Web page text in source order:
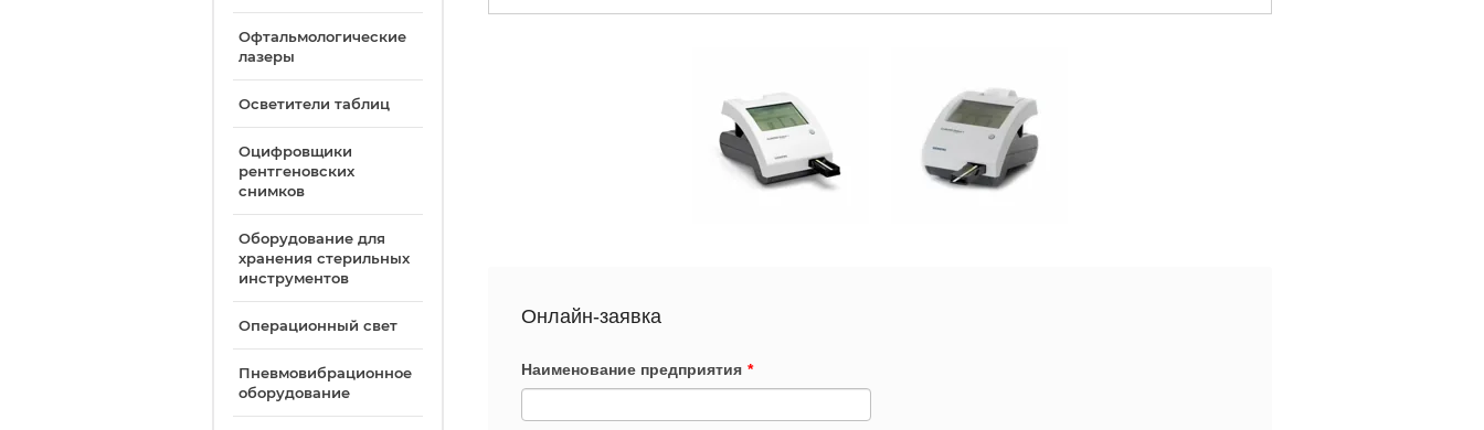
Офтальмологические
лазеры
Осветители таблиц
Оцифровщики
рентгеновских
снимков
Оборудование для
хранения стерильных
инструментов
Операционный свет
Пневмовибрационное
оборудование
Онлайн-заявка
Наименование предприятия *